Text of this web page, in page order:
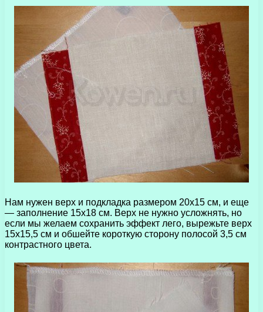
Нам нужен верх и подкладка размером 20х15 см, и еще
— заполнение 15х18 см. Верх не нужно усложнять, но
если мы желаем сохранить эффект лего, вырежьте верх
15х15,5 см и обшейте короткую сторону полосой 3,5 см
контрастного цвета.